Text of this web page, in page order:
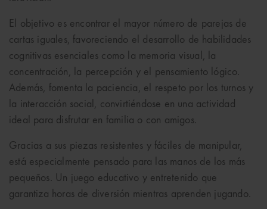
El objetivo es encontrar el mayor número de parejas de
cartas iguales, favoreciendo el desarrollo de habilidades
cognitivas esenciales como la memoria visual, la
concentración, la percepción y el pensamiento lógico.
Además, fomenta la paciencia, el respeto por los turnos y
la interacción social, convirtiéndose en una actividad
ideal para disfrutar en familia o con amigos.
Gracias a sus piezas resistentes y fáciles de manipular,
está especialmente pensado para las manos de los más
pequeños. Un juego educativo y entretenido que
garantiza horas de diversión mientras aprenden jugando.